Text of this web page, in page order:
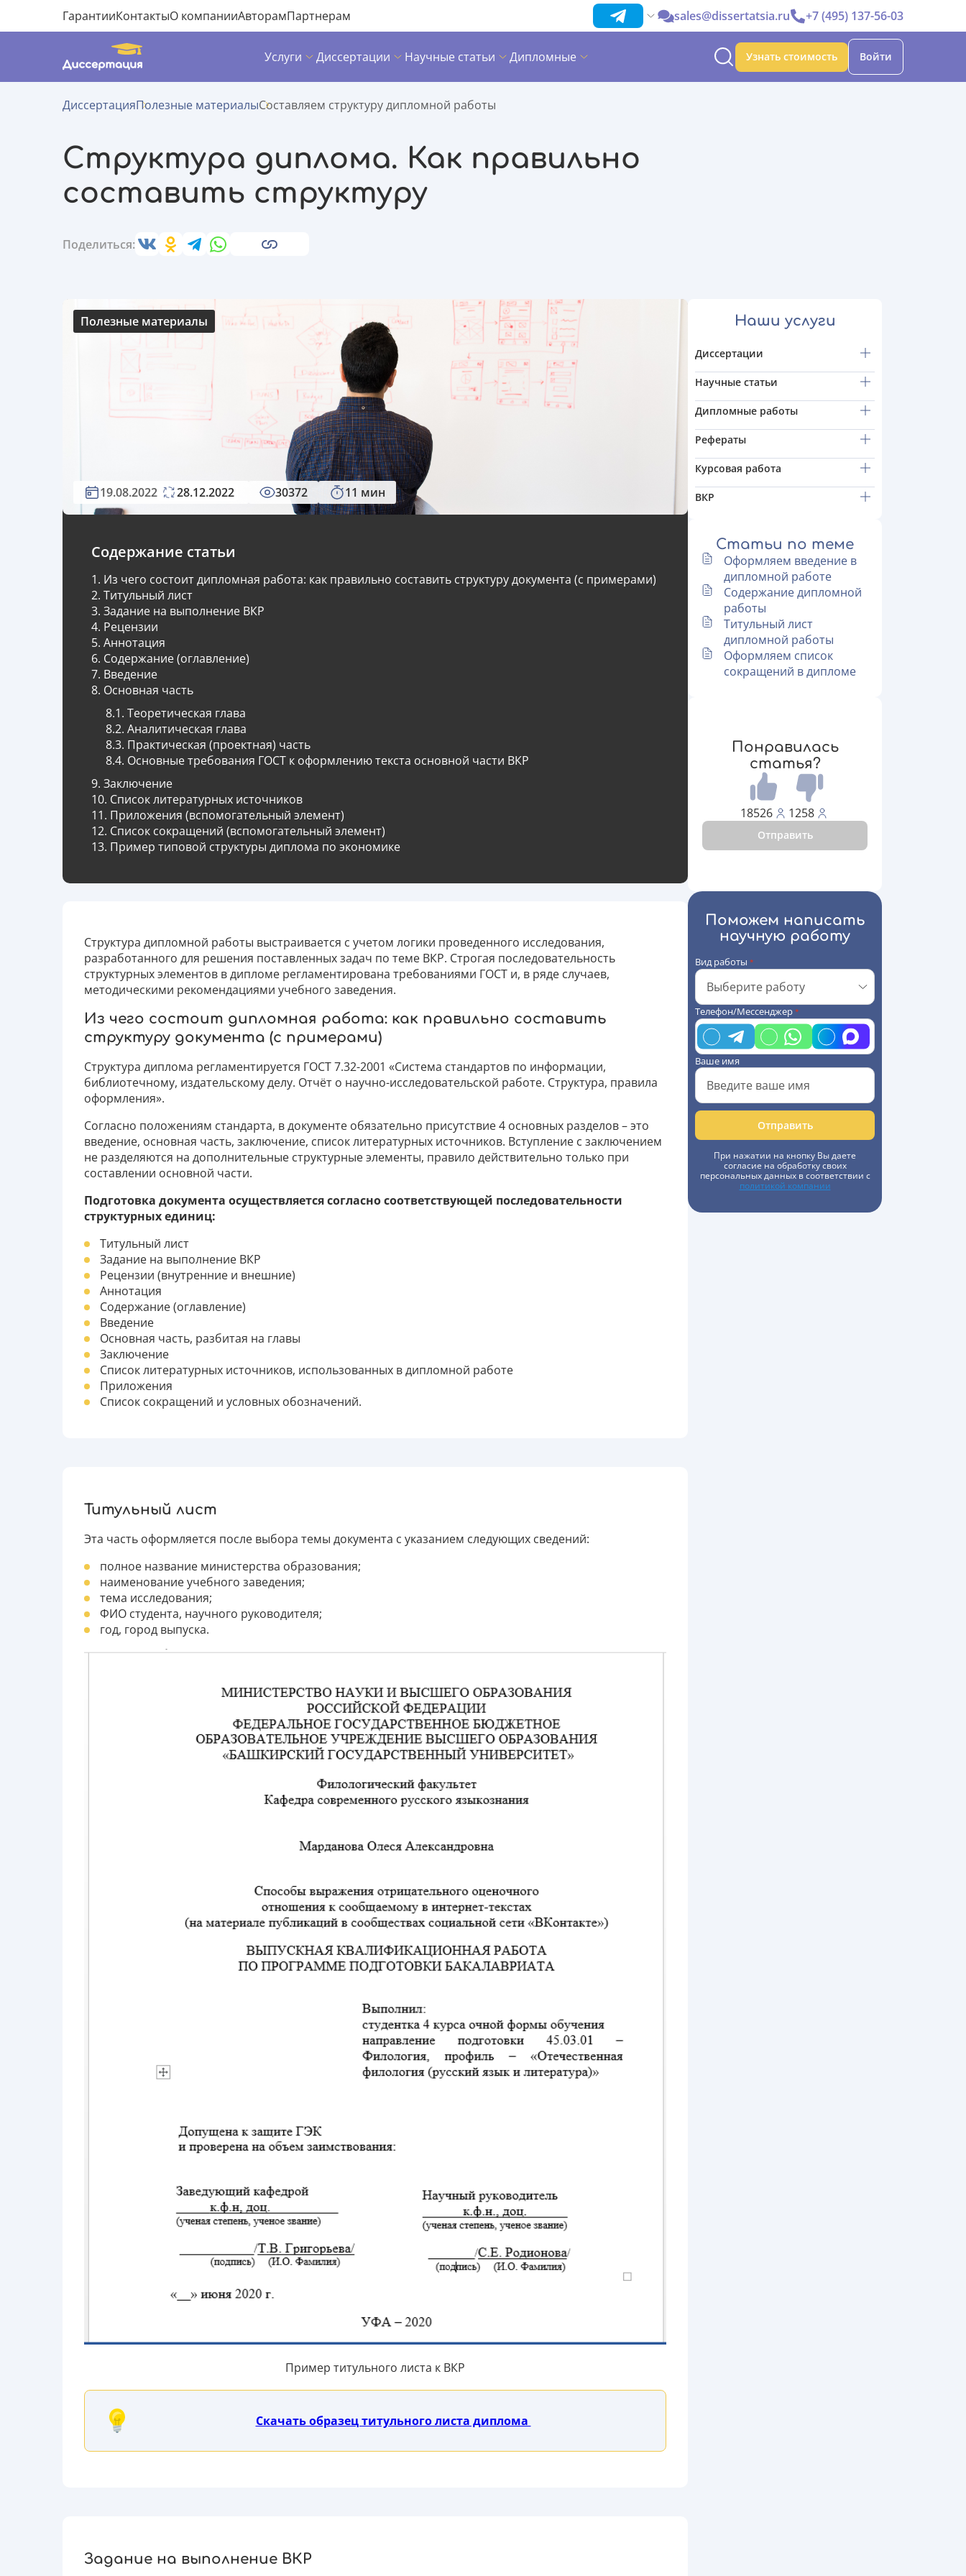
ГарантииКонтактыО компанииАвторамПартнерам sales@dissertatsia.ru +7 (495) 137-56-03
Услуги Диссертации Научные статьи Дипломные Узнать стоимость Войти
ДиссертацияПолезные материалыСоставляем структуру дипломной работы
Структура диплома. Как правильно
составить структуру
Поделиться:
Полезные материалы
19.08.2022 28.12.2022 30372 11 мин
Содержание статьи
Из чего состоит дипломная работа: как правильно составить структуру документа (с примерами)
Титульный лист
Задание на выполнение ВКР
Рецензии
Аннотация
Содержание (оглавление)
Введение
Основная часть
Теоретическая глава
Аналитическая глава
Практическая (проектная) часть
Основные требования ГОСТ к оформлению текста основной части ВКР
Заключение
Список литературных источников
Приложения (вспомогательный элемент)
Список сокращений (вспомогательный элемент)
Пример типовой структуры диплома по экономике
Структура дипломной работы выстраивается с учетом логики проведенного исследования,
разработанного для решения поставленных задач по теме ВКР. Строгая последовательность
структурных элементов в дипломе регламентирована требованиями ГОСТ и, в ряде случаев,
методическими рекомендациями учебного заведения.
Из чего состоит дипломная работа: как правильно составить
структуру документа (с примерами)
Структура диплома регламентируется ГОСТ 7.32-2001 «Система стандартов по информации,
библиотечному, издательскому делу. Отчёт о научно-исследовательской работе. Структура, правила
оформления».
Согласно положениям стандарта, в документе обязательно присутствие 4 основных разделов – это
введение, основная часть, заключение, список литературных источников. Вступление с заключением
не разделяются на дополнительные структурные элементы, правило действительно только при
составлении основной части.
Подготовка документа осуществляется согласно соответствующей последовательности
структурных единиц:
Титульный лист
Задание на выполнение ВКР
Рецензии (внутренние и внешние)
Аннотация
Содержание (оглавление)
Введение
Основная часть, разбитая на главы
Заключение
Список литературных источников, использованных в дипломной работе
Приложения
Список сокращений и условных обозначений.
Титульный лист
Эта часть оформляется после выбора темы документа с указанием следующих сведений:
полное название министерства образования;
наименование учебного заведения;
тема исследования;
ФИО студента, научного руководителя;
год, город выпуска.
Пример титульного листа к ВКР
Скачать образец титульного листа диплома
Задание на выполнение ВКР
Наши услуги
Диссертации
Научные статьи
Дипломные работы
Рефераты
Курсовая работа
ВКР
Статьи по теме
Оформляем введение в
дипломной работе
Содержание дипломной
работы
Титульный лист
дипломной работы
Оформляем список
сокращений в дипломе
Понравилась
статья?
18526 1258
Отправить
Поможем написать
научную работу
Вид работы *
Телефон/Мессенджер *
Ваше имя
Отправить
При нажатии на кнопку Вы даете
согласие на обработку своих
персональных данных в соответствии с
политикой компании